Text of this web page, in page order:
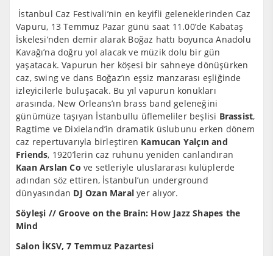
İstanbul Caz Festivali’nin en keyifli geleneklerinden Caz
Vapuru, 13 Temmuz Pazar günü saat 11.00’de Kabataş
İskelesi’nden demir alarak Boğaz hattı boyunca Anadolu
Kavağı’na doğru yol alacak ve müzik dolu bir gün
yaşatacak. Vapurun her köşesi bir sahneye dönüşürken
caz, swing ve dans Boğaz’ın eşsiz manzarası eşliğinde
izleyicilerle buluşacak. Bu yıl vapurun konukları
arasında, New Orleans’ın brass band geleneğini
günümüze taşıyan İstanbullu üflemeliler beşlisi Brassist,
Ragtime ve Dixieland’in dramatik üslubunu erken dönem
caz repertuvarıyla birleştiren Kamucan Yalçın and
Friends, 1920’lerin caz ruhunu yeniden canlandıran
Kaan Arslan Co ve setleriyle uluslararası kulüplerde
adından söz ettiren, İstanbul’un underground
dünyasından DJ Ozan Maral yer alıyor.
Söyleşi // Groove on the Brain: How Jazz Shapes the
Mind
Salon İKSV, 7 Temmuz Pazartesi